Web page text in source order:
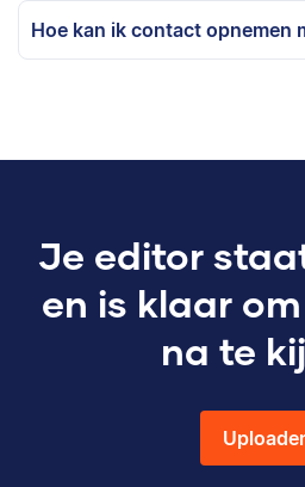
Hoe kan ik contact opnemen
Je editor
en is klaar
na te